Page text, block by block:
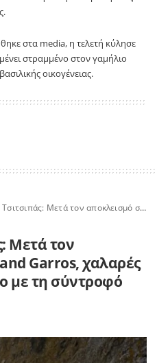
στα media, η τελετή κύλησε
στραμμένο στον γαμήλιο
οικογένειας.
τον αποκλεισμό στο Roland Garros, χαλαρές διακοπές στη Σέριφο με τη σύντροφό του
Μετά τον
Garros, χαλαρές
με τη σύντροφό